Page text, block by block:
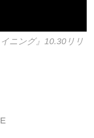
ニング』10.30リリ